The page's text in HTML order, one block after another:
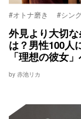
#オトナ磨き #シン
外見より大切な
は？男性100人
「理想の彼女
by 赤池リカ